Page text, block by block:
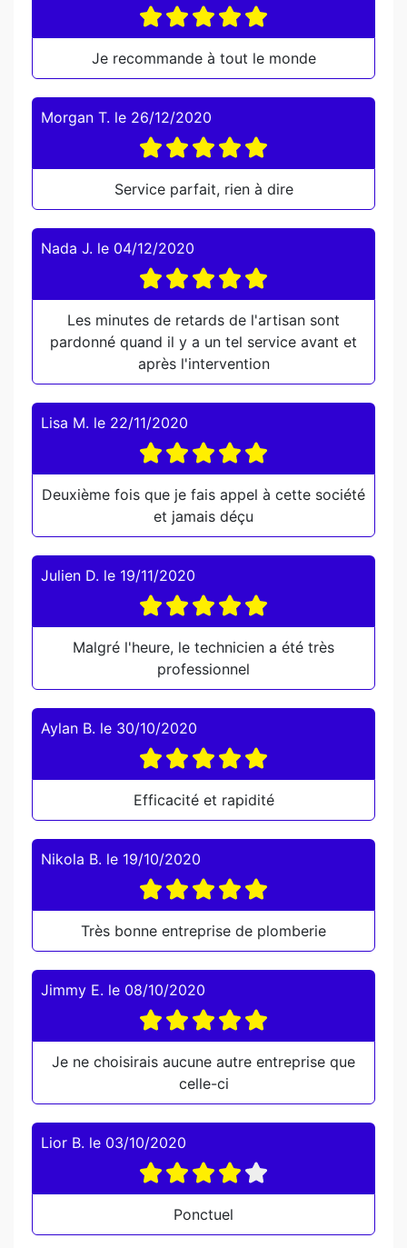
Je recommande à tout le monde
Morgan T. le 26/12/2020
Service parfait, rien à dire
Nada J. le 04/12/2020
Les minutes de retards de l'artisan sont
pardonné quand il y a un tel service avant et
après l'intervention
Lisa M. le 22/11/2020
Deuxième fois que je fais appel à cette société
et jamais déçu
Julien D. le 19/11/2020
Malgré l'heure, le technicien a été très
professionnel
Aylan B. le 30/10/2020
Efficacité et rapidité
Nikola B. le 19/10/2020
Très bonne entreprise de plomberie
Jimmy E. le 08/10/2020
Je ne choisirais aucune autre entreprise que
celle-ci
Lior B. le 03/10/2020
Ponctuel